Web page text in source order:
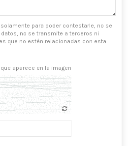
para poder contestarle, no se
no se transmite a terceros ni
que no estén relacionadas con esta
aparece en la imagen